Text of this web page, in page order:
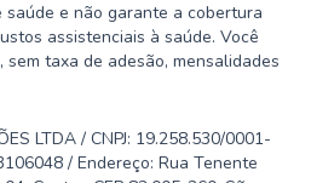
e não garante a cobertura
assistenciais à saúde. Você
taxa de adesão, mensalidades
LTDA / CNPJ: 19.258.530/0001-
/ Endereço: Rua Tenente